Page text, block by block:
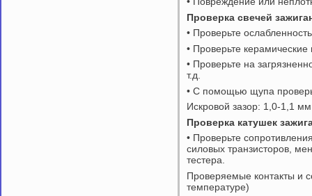
Проверка свечей
• Проверьте
• Проверьте
• Проверьте на
т.д.
• С помощью щупа
Искровой зазор: 1,0-1,1 мм
Проверка катушек
• Проверьте
силовых транзисторов,
тестера.
Проверяемые контакты и
температуре)